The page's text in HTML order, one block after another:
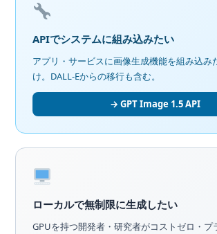
APIでシステムに組み込みたい
アプリ・サービスに画像生成機能を組み込み
け。DALL-Eからの移行も含む。
→ GPT Image 1.5 API
ローカルで無制限に生成したい
GPUを持つ開発者・研究者がコストゼロ・プ